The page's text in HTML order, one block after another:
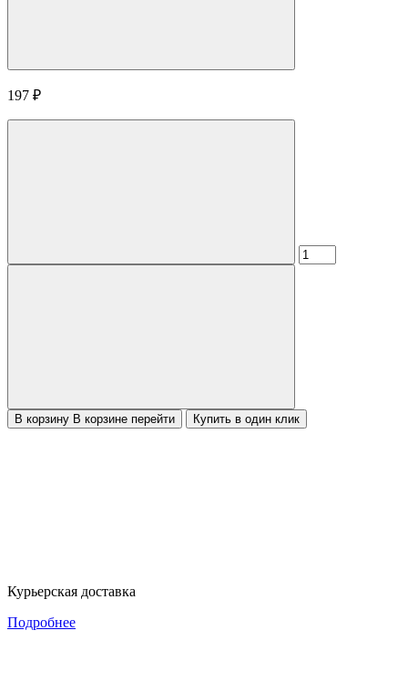
197 ₽
В корзину В корзине перейти Купить в один клик
Курьерская доставка
Подробнее